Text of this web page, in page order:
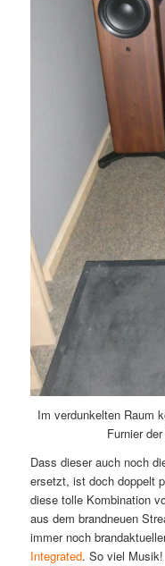
Im verdunkelten Raum
Furnier
Dass dieser auch noch
ersetzt, ist doch doppelt
diese tolle Kombination
aus dem brandneuen
immer noch
Integrated. So viel Musik!